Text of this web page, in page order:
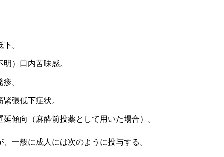
。
）口内苦味感。
。
張低下症状。
傾向（麻酔前投薬として用いた場合）。
一般に成人には次のように投与する。